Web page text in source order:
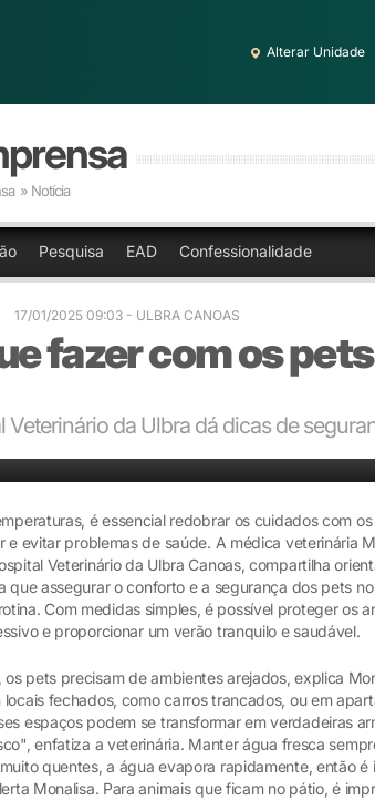
Alterar Unidade
» Notícia
Pesquisa EAD Confessionalidade
17/01/2025 09:03 - ULBRA CANOAS
fazer com os
da Ulbra dá dicas de
é essencial redobrar os cuidados com
e evitar problemas de saúde. A médica veterinária
Veterinário da Ulbra Canoas, compartilha
que assegurar o conforto e a segurança dos pets
Com medidas simples, é possível proteger os
e proporcionar um verão tranquilo e saudável.
os pets precisam de ambientes arejados, explica
fechados, como carros trancados, ou em
espaços podem se transformar em verdadeiras
enfatiza a veterinária. Manter água fresca
quentes, a água evapora rapidamente, então
Monalisa. Para animais que ficam no pátio, é